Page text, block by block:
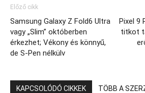
Előző cikk
Samsung Galaxy Z Fold6 Ultra
vagy „Slim” októberben
érkezhet; Vékony és könnyű,
de S-Pen nélkülv
Pixel 9
titkot
KAPCSOLÓDÓ CIKKEK TÖBB A